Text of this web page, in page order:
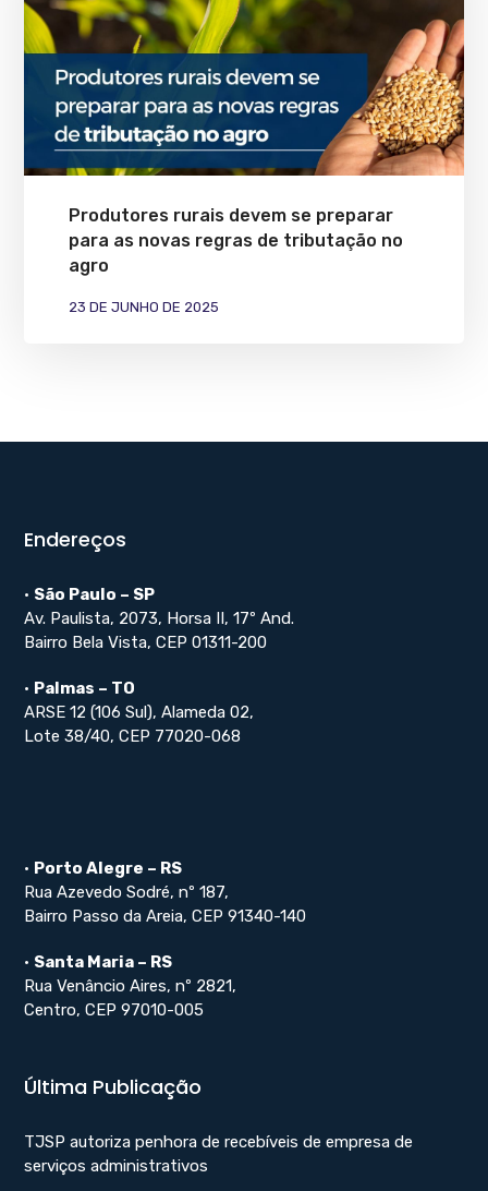
Produtores rurais devem se preparar
para as novas regras de tributação no
agro
23 DE JUNHO DE 2025
Endereços
• São Paulo – SP
Av. Paulista, 2073, Horsa II, 17º And.
Bairro Bela Vista, CEP 01311-200
• Palmas – TO
ARSE 12 (106 Sul), Alameda 02,
Lote 38/40, CEP 77020-068
• Porto Alegre – RS
Rua Azevedo Sodré, nº 187,
Bairro Passo da Areia, CEP 91340-140
• Santa Maria – RS
Rua Venâncio Aires, nº 2821,
Centro, CEP 97010-005
Última Publicação
TJSP autoriza penhora de recebíveis de empresa de
serviços administrativos